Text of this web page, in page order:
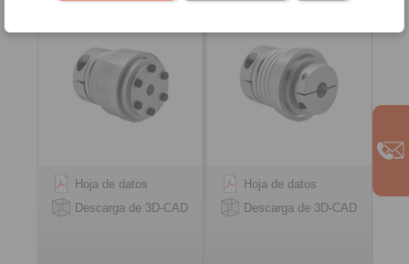
Hoja de datos
Descarga de 3D-CAD
Hoja de datos
Descarga de 3D-CAD